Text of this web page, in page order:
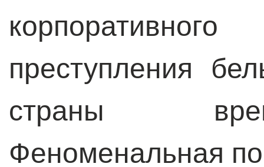
преступления
страны
Феноменальная